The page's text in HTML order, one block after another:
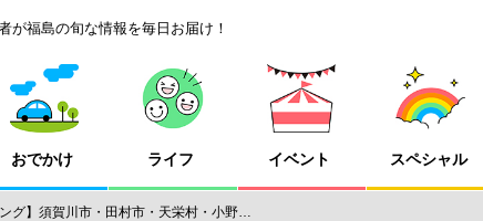
が福島の旬な情報を毎日お届け！
おでかけ ライフ イベント スペシャル
グ】須賀川市・田村市・天栄村・小野…